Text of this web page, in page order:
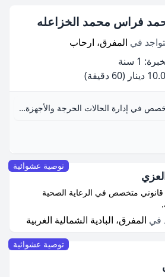
فراس محمد الخزاعله
في المفرق، ارحاب
1 سنة
دينار
(60 دقيقة)
ممرض عناية مركزة. متخصص في إدارة الحالات الحرجة والأجهزة الطبية.
توصية عشوائية
متخصص في الرعاية الصحية
في المفرق، البادية الشمالية الغربية
توصية عشوائية